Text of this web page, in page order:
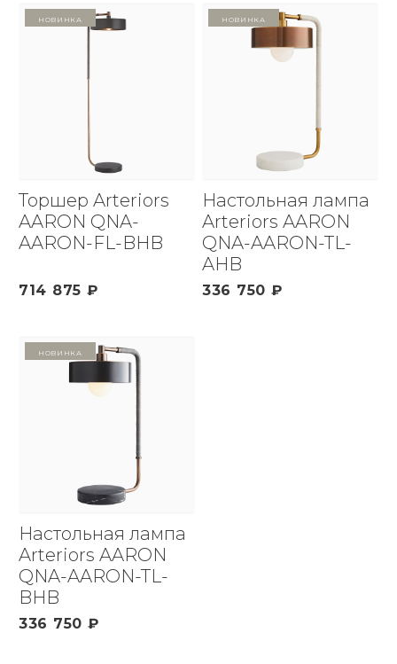
Новинка
Торшер Arteriors
AARON QNA-
AARON-FL-BHB
714 875 ₽
Новинка
Настольная лампа
Arteriors AARON
QNA-AARON-TL-
AHB
336 750 ₽
Новинка
Настольная лампа
Arteriors AARON
QNA-AARON-TL-
BHB
336 750 ₽